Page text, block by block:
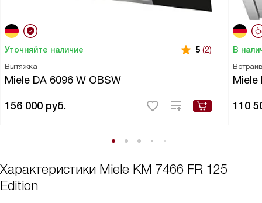
Уточняйте наличие 5 (2)
Вытяжка
Miele DA 6096 W OBSW
156 000 руб.
В
Miele
110
Характеристики Miele KM 7466 FR 125
Edition